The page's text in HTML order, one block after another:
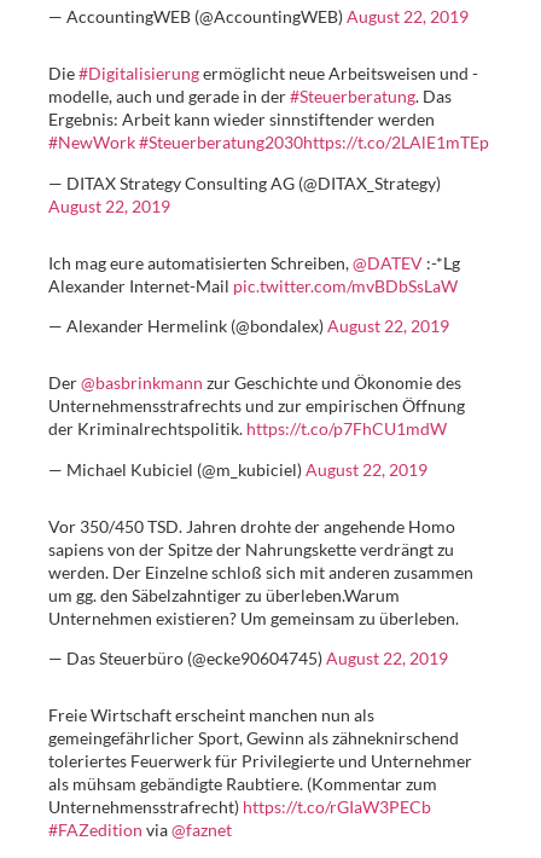
— AccountingWEB (@AccountingWEB)August 22, 2019
Die#Digitalisierungermöglicht neue Arbeitsweisen und -
modelle, auch und gerade in der#Steuerberatung. Das
Ergebnis: Arbeit kann wieder sinnstiftender werden
#NewWork#Steuerberatung2030https://t.co/2LAlE1mTEp
— DITAX Strategy Consulting AG (@DITAX_Strategy)
August 22, 2019
Ich mag eure automatisierten Schreiben,@DATEV :-*Lg
Alexander Internet-Mail pic.twitter.com/mvBDbSsLaW
— Alexander Hermelink (@bondalex)August 22, 2019
Der@basbrinkmann zur Geschichte und Ökonomie des
Unternehmensstrafrechts und zur empirischen Öffnung
der Kriminalrechtspolitik. https://t.co/p7FhCU1mdW
— Michael Kubiciel (@m_kubiciel)August 22, 2019
Vor 350/450 TSD. Jahren drohte der angehende Homo
sapiens von der Spitze der Nahrungskette verdrängt zu
werden. Der Einzelne schloß sich mit anderen zusammen
um gg. den Säbelzahntiger zu überleben.Warum
Unternehmen existieren? Um gemeinsam zu überleben.
— Das Steuerbüro (@ecke90604745)August 22, 2019
Freie Wirtschaft erscheint manchen nun als
gemeingefährlicher Sport, Gewinn als zähneknirschend
toleriertes Feuerwerk für Privilegierte und Unternehmer
als mühsam gebändigte Raubtiere. (Kommentar zum
Unternehmensstrafrecht) https://t.co/rGIaW3PECb
#FAZedition via ⁦@faznet